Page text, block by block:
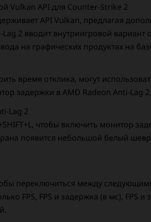
Vulkan API для Counter-Strike 2
API Vulkan, предлагая
2 вводит внутриигровой вариант
на графических продуктах на
время отклика, могут
задержки в AMD Radeon Anti-Lag 2.
Lag 2
чтобы включить монитор
появится небольшой белый
переключиться между
FPS, FPS и задержка (в мс), FPS и